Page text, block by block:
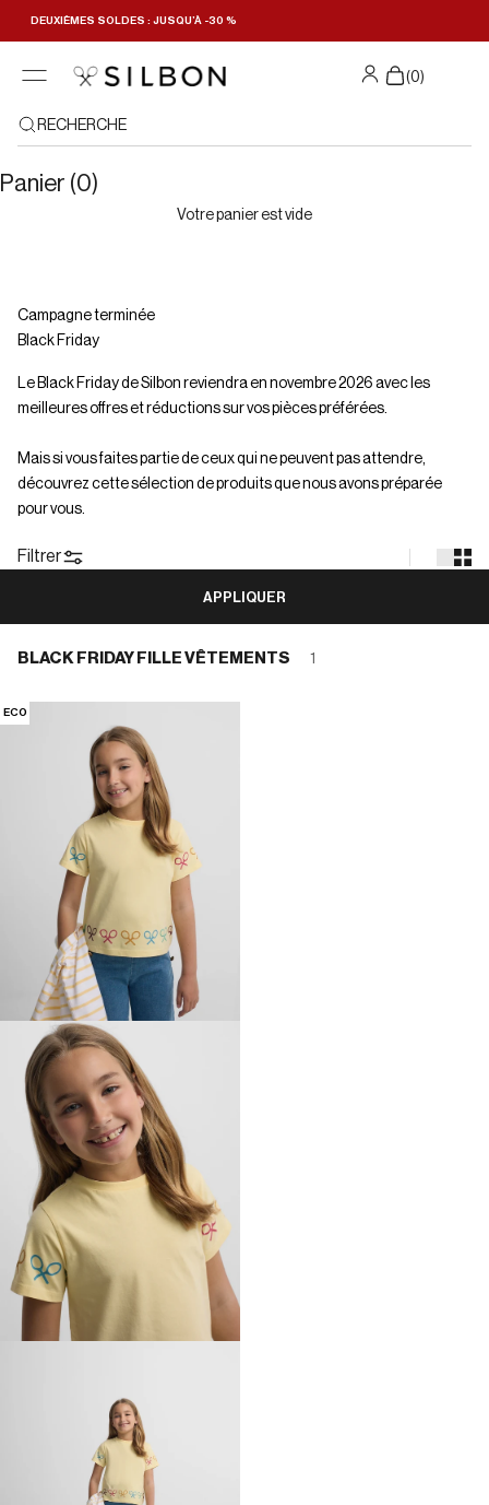
DEUXIÈMES SOLDES : JUSQU’À -30 %
(0)
RECHERCHE
Panier (0)
Votre panier est vide
Campagne terminée
Black Friday
Le Black Friday de Silbon reviendra en novembre 2026 avec les
meilleures offres et réductions sur vos pièces préférées.
Mais si vous faites partie de ceux qui ne peuvent pas attendre,
découvrez cette sélection de produits que nous avons préparée
pour vous.
Filtrer
APPLIQUER
BLACK FRIDAY FILLE VÊTEMENTS 1
ECO